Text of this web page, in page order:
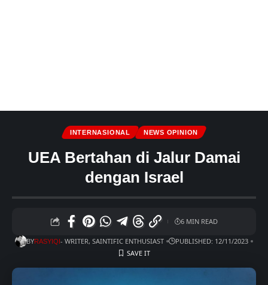
INTERNASIONAL NEWS OPINION
UEA Bertahan di Jalur Damai
dengan Israel
BYRASYIQI- WRITER, SAINTIFIC ENTHUSIAST PUBLISHED: 12/11/2023
6 MIN READ